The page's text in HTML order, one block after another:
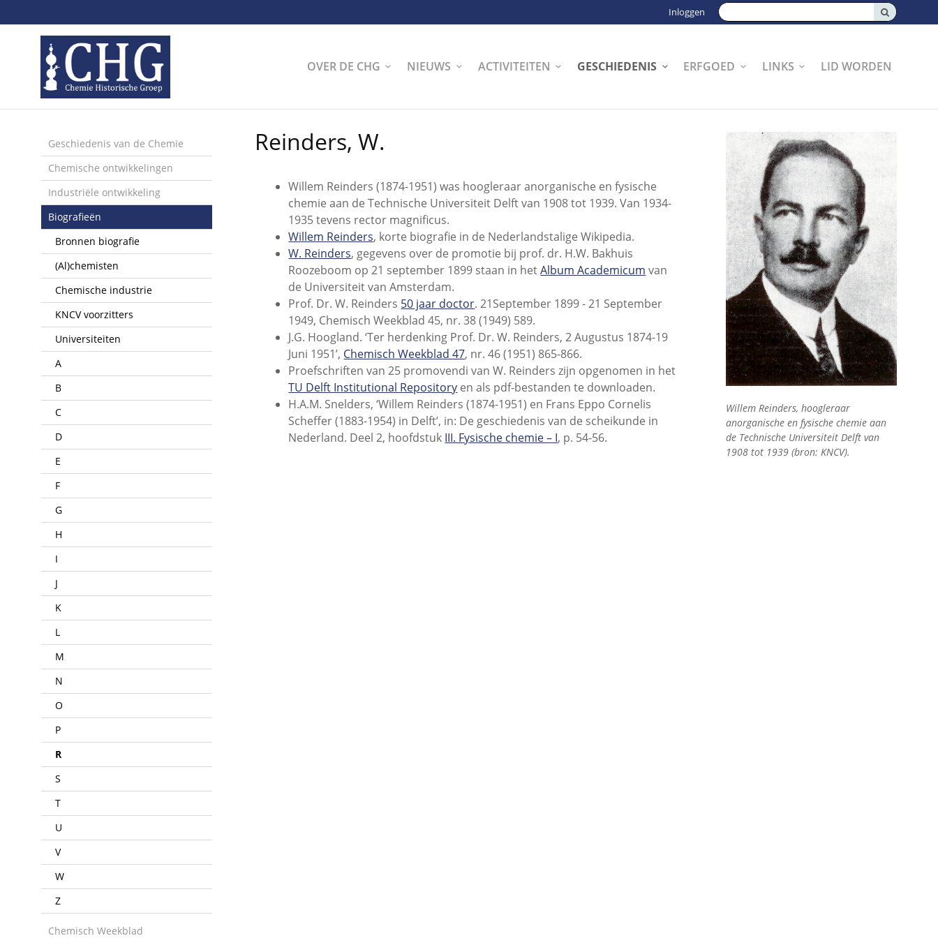
links
Spring
naar
de
inhoud
naar
het
menu
Zoeken:
Inloggen
OVER DE CHG NIEUWS ACTIVITEITEN GESCHIEDENIS ERFGOED LINKS LID WORDEN
Reinders, W.
Willem Reinders (1874-1951) was hoogleraar anorganische en fysische
chemie aan de Technische Universiteit Delft van 1908 tot 1939. Van 1934-
1935 tevens rector magnificus.
Willem Reinders, korte biografie in de Nederlandstalige Wikipedia.
W. Reinders, gegevens over de promotie bij prof. dr. H.W. Bakhuis
Roozeboom op 21 september 1899 staan in hetAlbum Academicum van
de Universiteit van Amsterdam.
Prof. Dr. W. Reinders 50 jaar doctor.21September 1899 - 21 September
1949, Chemisch Weekblad 45, nr. 38 (1949) 589.
J.G. Hoogland. ‘Ter herdenking Prof. Dr. W. Reinders, 2 Augustus 1874-19
Juni 1951’, Chemisch Weekblad 47, nr. 46 (1951) 865-866.
Proefschriften van 25 promovendi van W. Reinders zijn opgenomen in het
TU Delft Institutional Repository en als pdf-bestanden te downloaden.
H.A.M. Snelders, ‘Willem Reinders (1874-1951) en Frans Eppo Cornelis
Scheffer (1883-1954) in Delft’, in: De geschiedenis van de scheikunde in
Nederland. Deel 2, hoofdstuk III. Fysische chemie – I, p. 54-56.
Geschiedenis van de Chemie
Chemische ontwikkelingen
Industriële ontwikkeling
Biografieën
Bronnen biografie
(Al)chemisten
Chemische industrie
KNCV voorzitters
Universiteiten
A
B
C
D
E
F
G
H
I
J
K
L
M
N
O
P
R
S
T
U
V
W
Z
Chemisch Weekblad
Willem Reinders, hoogleraar
anorganische en fysische chemie aan
de Technische Universiteit Delft van
1908 tot 1939 (bron: KNCV).